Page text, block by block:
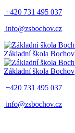
+420 731 495 037
info@zsbochov.cz
Základní škola Bochov
Základní škola Bochov
+420 731 495 037
info@zsbochov.cz